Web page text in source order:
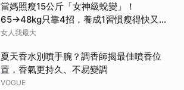
當媽照瘦15公斤「女神級蛻變」！
65→48kg只靠4招，養成1習慣瘦得快又不
復胖
女人我最大
夏天香水別噴手腕？調香師揭最佳噴香位
置，香氣更持久、不易變調
VOGUE